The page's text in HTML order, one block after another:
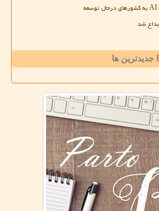
شد
جدیدترین ها